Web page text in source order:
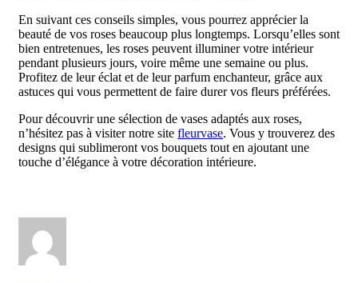
En suivant ces conseils simples, vous pourrez apprécier la
beauté de vos roses beaucoup plus longtemps. Lorsqu’elles sont
bien entretenues, les roses peuvent illuminer votre intérieur
pendant plusieurs jours, voire même une semaine ou plus.
Profitez de leur éclat et de leur parfum enchanteur, grâce aux
astuces qui vous permettent de faire durer vos fleurs préférées.
Pour découvrir une sélection de vases adaptés aux roses,
n’hésitez pas à visiter notre site fleurvase. Vous y trouverez des
designs qui sublimeront vos bouquets tout en ajoutant une
touche d’élégance à votre décoration intérieure.